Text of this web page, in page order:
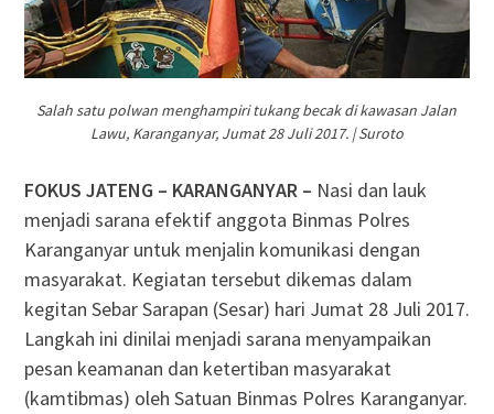
Salah satu polwan menghampiri tukang becak di kawasan Jalan
Lawu, Karanganyar, Jumat 28 Juli 2017. | Suroto
FOKUS JATENG – KARANGANYAR – Nasi dan lauk
menjadi sarana efektif anggota Binmas Polres
Karanganyar untuk menjalin komunikasi dengan
masyarakat. Kegiatan tersebut dikemas dalam
kegitan Sebar Sarapan (Sesar) hari Jumat 28 Juli 2017.
Langkah ini dinilai menjadi sarana menyampaikan
pesan keamanan dan ketertiban masyarakat
(kamtibmas) oleh Satuan Binmas Polres Karanganyar.